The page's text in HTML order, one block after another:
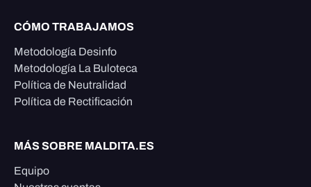
CÓMO TRABAJAMOS
Metodología Desinfo
Metodología La Buloteca
Política de Neutralidad
Política de Rectificación
MÁS SOBRE MALDITA.ES
Equipo